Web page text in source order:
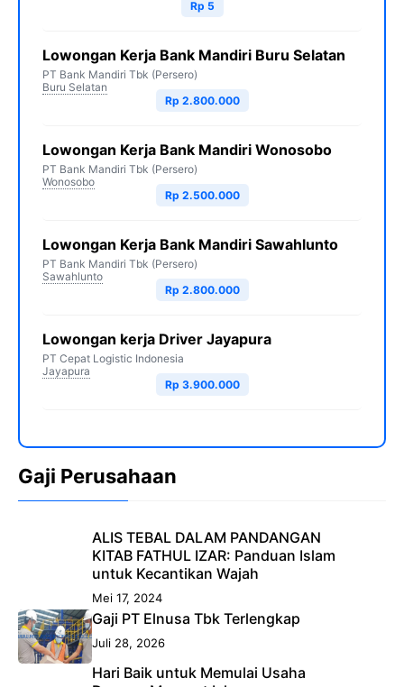
Rp 5
Lowongan Kerja Bank Mandiri Buru Selatan
PT Bank Mandiri Tbk (Persero)
Buru Selatan
Rp 2.800.000
Lowongan Kerja Bank Mandiri Wonosobo
PT Bank Mandiri Tbk (Persero)
Wonosobo
Rp 2.500.000
Lowongan Kerja Bank Mandiri Sawahlunto
PT Bank Mandiri Tbk (Persero)
Sawahlunto
Rp 2.800.000
Lowongan kerja Driver Jayapura
PT Cepat Logistic Indonesia
Jayapura
Rp 3.900.000
Gaji Perusahaan
ALIS TEBAL DALAM PANDANGAN
KITAB FATHUL IZAR: Panduan Islam
untuk Kecantikan Wajah
Mei 17, 2024
Gaji PT Elnusa Tbk Terlengkap
Juli 28, 2026
Hari Baik untuk Memulai Usaha